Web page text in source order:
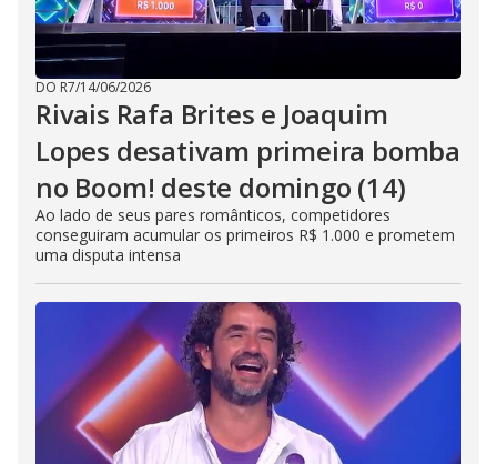
DO R7/14/06/2026
Rivais Rafa Brites e Joaquim
Lopes desativam primeira bomba
no Boom! deste domingo (14)
Ao lado de seus pares românticos, competidores
conseguiram acumular os primeiros R$ 1.000 e prometem
uma disputa intensa